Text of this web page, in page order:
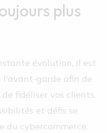
plus
évolution, il est
l'avant-garde afin de
fidéliser vos clients.
et défis se
du cybercommerce.